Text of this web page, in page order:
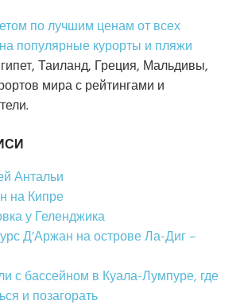
по лучшим ценам от всех
популярные курорты и пляжи
Таиланд, Греция, Мальдивы,
мира с рейтингами и
Антальи
на Кипре
у Геленджика
Д’Аржан на острове Ла-Диг –
с бассейном в Куала-Лумпуре, где
и позагорать